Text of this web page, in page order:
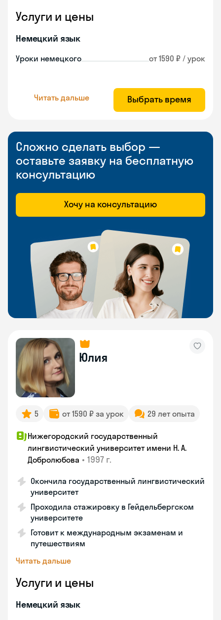
Услуги и цены
Немецкий язык
Уроки немецкого от 1590 ₽ / урок
Читать дальше Выбрать время
Сложно сделать выбор —
оставьте заявку на бесплатную
консультацию
Хочу на консультацию
Юлия
5 от 1590 ₽ за урок 29 лет опыта
Нижегородский государственный
лингвистический университет имени Н. А.
Добролюбова • 1997 г.
Окончила государственный лингвистический
университет
Проходила стажировку в Гейдельбергском
университете
Готовит к международным экзаменам и
путешествиям
Читать дальше
Услуги и цены
Немецкий язык